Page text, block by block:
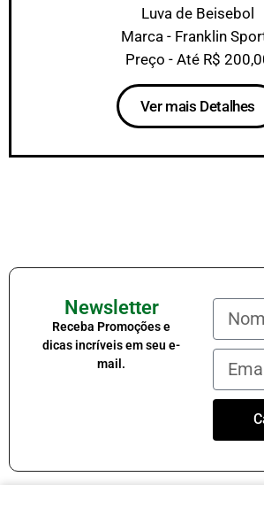
Luva de Beisebol
Marca - Franklin
Preço - Até R$
Ver mais Detalhes
Newsletter
Receba Promoções e
dicas incríveis em seu e-
mail.